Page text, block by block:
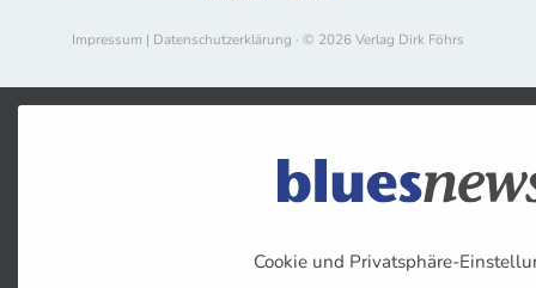
Impressum | Datenschutzerklärung · © 2026 Verlag Dirk Föhrs
Cookie und Privatsphäre-